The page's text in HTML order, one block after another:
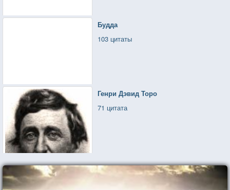
С кем на любимого себя
Лишь часть я заработка трачу.
Когда смысл жизни твой — семья,
Будда
103 цитаты
Генри Дэвид Торо
71 цитата